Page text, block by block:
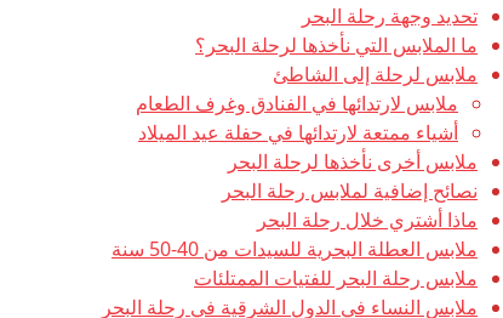
تحديد وجهة رحلة البحر
ما الملابس التي نأخذها لرحلة البحر؟
ملابس لرحلة إلى الشاطئ
ملابس لارتدائها في الفنادق وغرف الطعام
أشياء ممتعة لارتدائها في حفلة عيد الميلاد
ملابس أخرى نأخذها لرحلة البحر
نصائح إضافية لملابس رحلة البحر
ماذا أشتري خلال رحلة البحر
ملابس العطلة البحرية للسيدات من 40-50 سنة
ملابس رحلة البحر للفتيات الممتلئات
ملابس النساء في الدول الشرقية في رحلة البحر